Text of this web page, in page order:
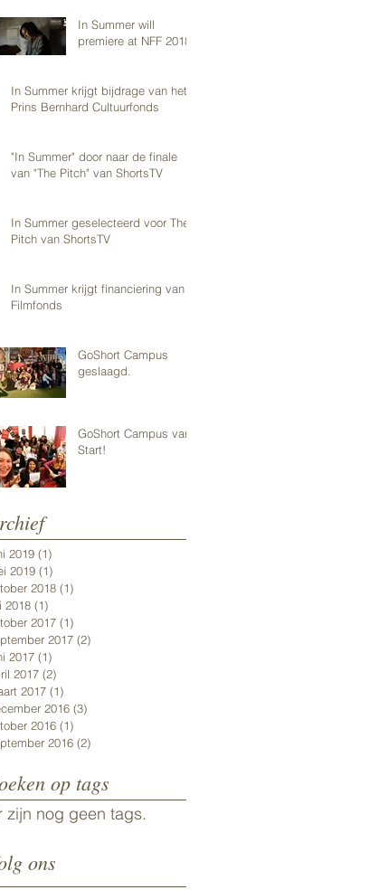
In Summer will
premiere at NFF 2018
In Summer krijgt bijdrage van het
Prins Bernhard Cultuurfonds
"In Summer" door naar de finale
van "The Pitch" van ShortsTV
In Summer geselecteerd voor The
Pitch van ShortsTV
In Summer krijgt financiering van
Filmfonds
GoShort Campus
geslaagd.
GoShort Campus van
Start!
2019 (1)
2019 (1)
2018 (1)
2018 (1)
2017 (1)
2017 (2)
2017 (1)
2017 (2)
2017 (1)
2016 (3)
2016 (1)
2016 (2)
op tags
zijn nog geen tags.
ons